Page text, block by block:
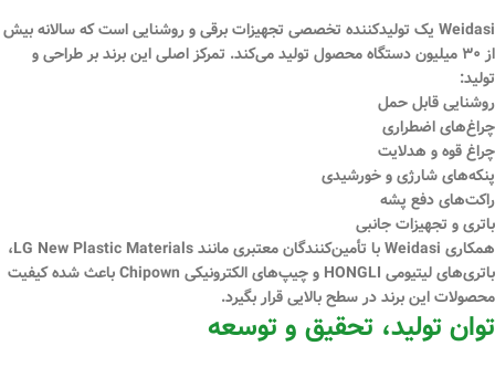
Weidasi یک تولیدکننده تخصصی تجهیزات برقی و روشنایی است که سالانه بیش
از ۳۰ میلیون دستگاه
محصول تولید می‌کند. تمرکز اصلی این برند بر طراحی و
تولید:
روشنایی قابل حمل
چراغ‌های اضطراری
چراغ قوه و هدلایت
پنکه‌های شارژی و خورشیدی
راکت‌های دفع پشه
باتری و تجهیزات جانبی
همکاری Weidasi با تأمین‌کنندگان معتبری مانند
LG New Plastic Materials،
باتری‌های لیتیومی HONGLI و چیپ‌های الکترونیکی Chipown
باعث شده کیفیت
محصولات این برند در سطح بالایی قرار بگیرد.
توان تولید، تحقیق و توسعه